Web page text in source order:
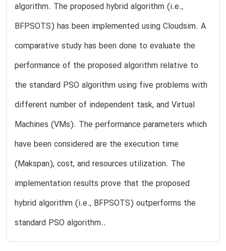
algorithm. The proposed hybrid algorithm (i.e.,
BFPSOTS) has been implemented using Cloudsim. A
comparative study has been done to evaluate the
performance of the proposed algorithm relative to
the standard PSO algorithm using five problems with
different number of independent task, and Virtual
Machines (VMs). The performance parameters which
have been considered are the execution time
(Makspan), cost, and resources utilization. The
implementation results prove that the proposed
hybrid algorithm (i.e., BFPSOTS) outperforms the
standard PSO algorithm..